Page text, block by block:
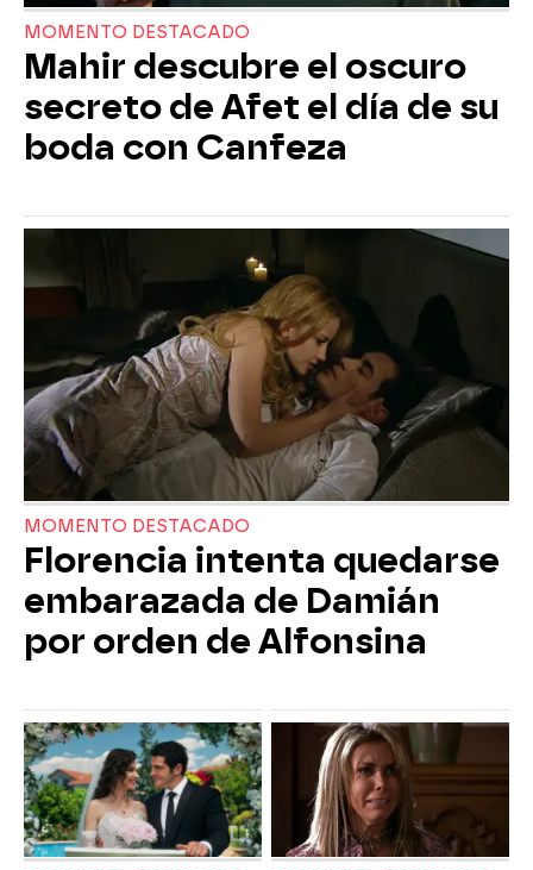
MOMENTO DESTACADO
Mahir descubre el oscuro
secreto de Afet el día de su
boda con Canfeza
MOMENTO DESTACADO
Florencia intenta quedarse
embarazada de Damián
por orden de Alfonsina